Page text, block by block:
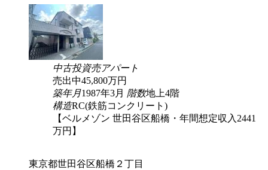
中古投資売アパート
売出中45,800万円
築年月1987年3月 階数地上4階
構造RC(鉄筋コンクリート)
【ベルメゾン 世田谷区船橋・年間想定収入2441
万円】
東京都世田谷区船橋２丁目